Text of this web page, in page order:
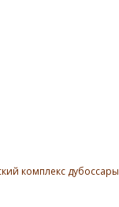
комплекс дубоссары